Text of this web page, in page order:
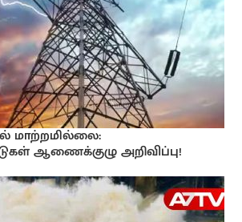
மாற்றமில்லை:
ஆணைக்குழு அறிவிப்பு!